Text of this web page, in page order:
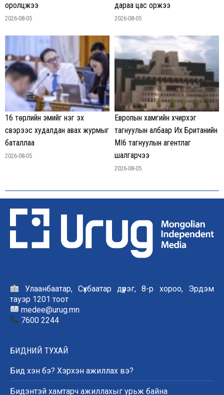
оролцжээ
2026-08-05
дараа цас оржээ
2026-08-05
16 төрлийн эмийг нэг эх
үүсвэрээс худалдан авах журмыг
баталлаа
2026-08-05
Европын хамгийн хүчирхэг
тагнуулын албаар Их Британийн
MI6 тагнуулын агентлаг
шалгарчээ
2026-08-05
Улаанбаатар, Сүхбаатар дүүрэг, 8-р хороо, Эрдэм
тауэр 1201 тоот
medee@urug.mn
7600 2244
БИДНИЙ ТУХАЙ
Бид хэн бэ? Хэрхэн ажиллах вэ?
Бидэнтэй хамтарч ажиллахыг урьж байна